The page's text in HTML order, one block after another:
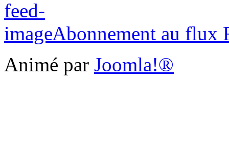
Abonnement au flux
Animé par Joomla!®